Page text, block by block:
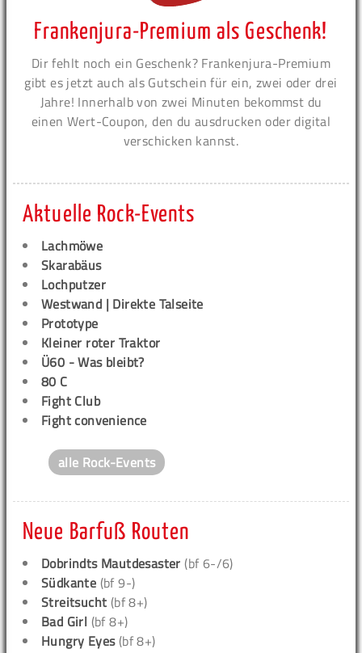
Frankenjura-Premium als Geschenk!
Dir fehlt noch ein Geschenk? Frankenjura-Premium
gibt es jetzt auch als Gutschein für ein, zwei oder drei
Jahre! Innerhalb von zwei Minuten bekommst du
einen Wert-Coupon, den du ausdrucken oder digital
verschicken kannst.
Aktuelle Rock-Events
Lachmöwe
Skarabäus
Lochputzer
Westwand | Direkte Talseite
Prototype
Kleiner roter Traktor
Ü60 - Was bleibt?
80 C
Fight Club
Fight convenience
alle Rock-Events
Neue Barfuß Routen
Dobrindts Mautdesaster (bf 6-/6)
Südkante (bf 9-)
Streitsucht (bf 8+)
Bad Girl (bf 8+)
Hungry Eyes(bf 8+)